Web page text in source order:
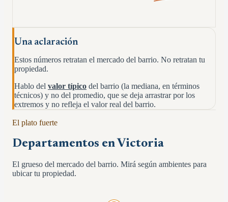
Una aclaración
Estos números retratan el mercado del barrio. No retratan tu
propiedad.
Hablo del valor típico del barrio (la mediana, en términos
técnicos) y no del promedio, que se deja arrastrar por los
extremos y no refleja el valor real del barrio.
El plato fuerte
Departamentos en Victoria
El grueso del mercado del barrio. Mirá según ambientes para
ubicar tu propiedad.